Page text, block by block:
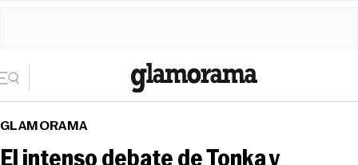
GLAMORAMA